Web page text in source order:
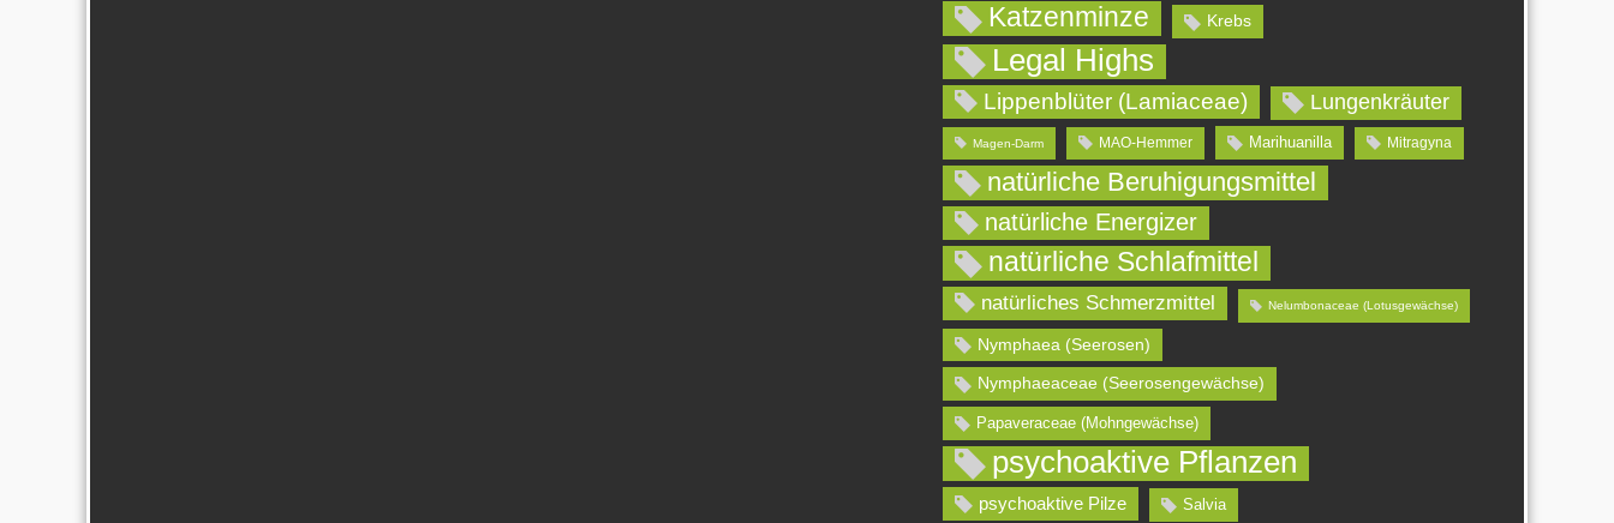
Katzenminze Krebs
Legal Highs
Lippenblüter (Lamiaceae) Lungenkräuter
Magen-Darm MAO-Hemmer Marihuanilla Mitragyna
natürliche Beruhigungsmittel
natürliche Energizer
natürliche Schlafmittel
natürliches Schmerzmittel Nelumbonaceae (Lotusgewächse)
Nymphaea (Seerosen)
Nymphaeaceae (Seerosengewächse)
Papaveraceae (Mohngewächse)
psychoaktive Pflanzen
psychoaktive Pilze Salvia